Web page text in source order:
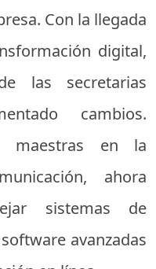
Con la llegada
digital,
las secretarias
cambios.
maestras en la
ahora
sistemas de
avanzadas